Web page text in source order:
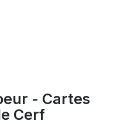
- Cartes
Cerf